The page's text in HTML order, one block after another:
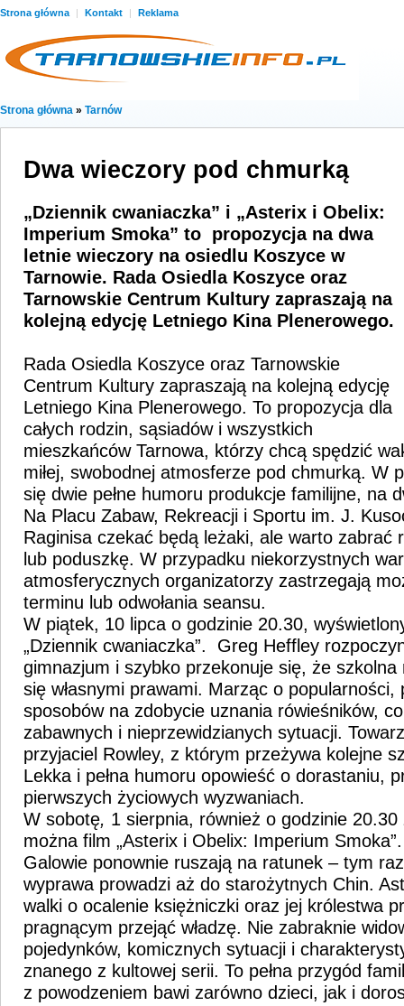
Strona główna | Kontakt | Reklama
Strona główna » Tarnów
Dwa wieczory pod chmurką
„Dziennik cwaniaczka” i „Asterix i Obelix:
Imperium Smoka” to propozycja na dwa
letnie wieczory na osiedlu Koszyce w
Tarnowie. Rada Osiedla Koszyce oraz
Tarnowskie Centrum Kultury zapraszają na
kolejną edycję Letniego Kina Plenerowego.
Rada Osiedla Koszyce oraz Tarnowskie
Centrum Kultury zapraszają na kolejną edycję
Letniego Kina Plenerowego. To propozycja dla
całych rodzin, sąsiadów i wszystkich
mieszkańców Tarnowa, którzy chcą spędzić
miłej, swobodnej atmosferze pod chmurką. W
się dwie pełne humoru produkcje familijne, na
Na Placu Zabaw, Rekreacji i Sportu im. J.
Raginisa czekać będą leżaki, ale warto zabrać
lub poduszkę. W przypadku niekorzystnych
atmosferycznych organizatorzy zastrzegają
terminu lub odwołania seansu.
W piątek, 10 lipca o godzinie 20.30,
„Dziennik cwaniaczka”. Greg Heffley
gimnazjum i szybko przekonuje się, że
się własnymi prawami. Marząc o popularności,
sposobów na zdobycie uznania rówieśników,
zabawnych i nieprzewidzianych sytuacji.
przyjaciel Rowley, z którym przeżywa kolejne
Lekka i pełna humoru opowieść o dorastaniu,
pierwszych życiowych wyzwaniach.
W sobotę, 1 sierpnia, również o godzinie
można film „Asterix i Obelix: Imperium Smoka”.
Galowie ponownie ruszają na ratunek – tym
wyprawa prowadzi aż do starożytnych Chin.
walki o ocalenie księżniczki oraz jej królestwa
pragnącym przejąć władzę. Nie zabraknie
pojedynków, komicznych sytuacji i
znanego z kultowej serii. To pełna przygód
z powodzeniem bawi zarówno dzieci, jak i